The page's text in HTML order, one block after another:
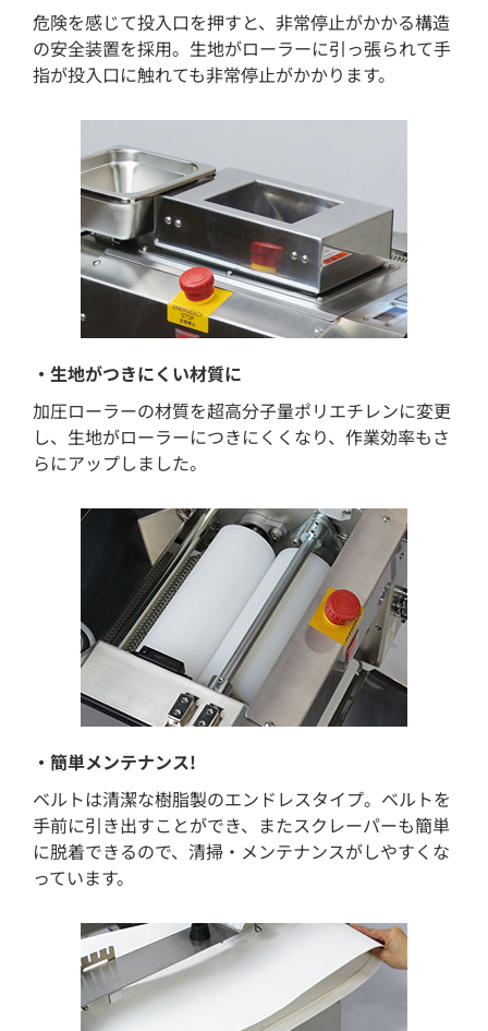
危険を感じて投入口を押すと、非常停止がかかる構造
の安全装置を採用。生地がローラーに引っ張られて手
指が投入口に触れても非常停止がかかります。
・生地がつきにくい材質に
加圧ローラーの材質を超高分子量ポリエチレンに変更
し、生地がローラーにつきにくくなり、作業効率もさ
らにアップしました。
・簡単メンテナンス!
ベルトは清潔な樹脂製のエンドレスタイプ。ベルトを
手前に引き出すことができ、またスクレーパーも簡単
に脱着できるので、清掃・メンテナンスがしやすくな
っています。